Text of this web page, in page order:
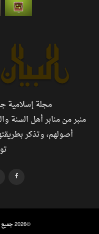
مجلة إسلامية
منبر من منابر أهل السنة
أصولهم، وتذكر
©2026 جميع الحقوق محفوظة البيان